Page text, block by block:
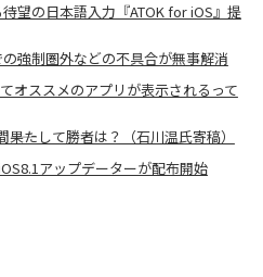
望の日本語入力『ATOK for iOS』提
強制圏外などの不具合が無事解消
オススメのアプリが表示されるって
果たして勝者は？（石川温氏寄稿）
アップデーターが配布開始